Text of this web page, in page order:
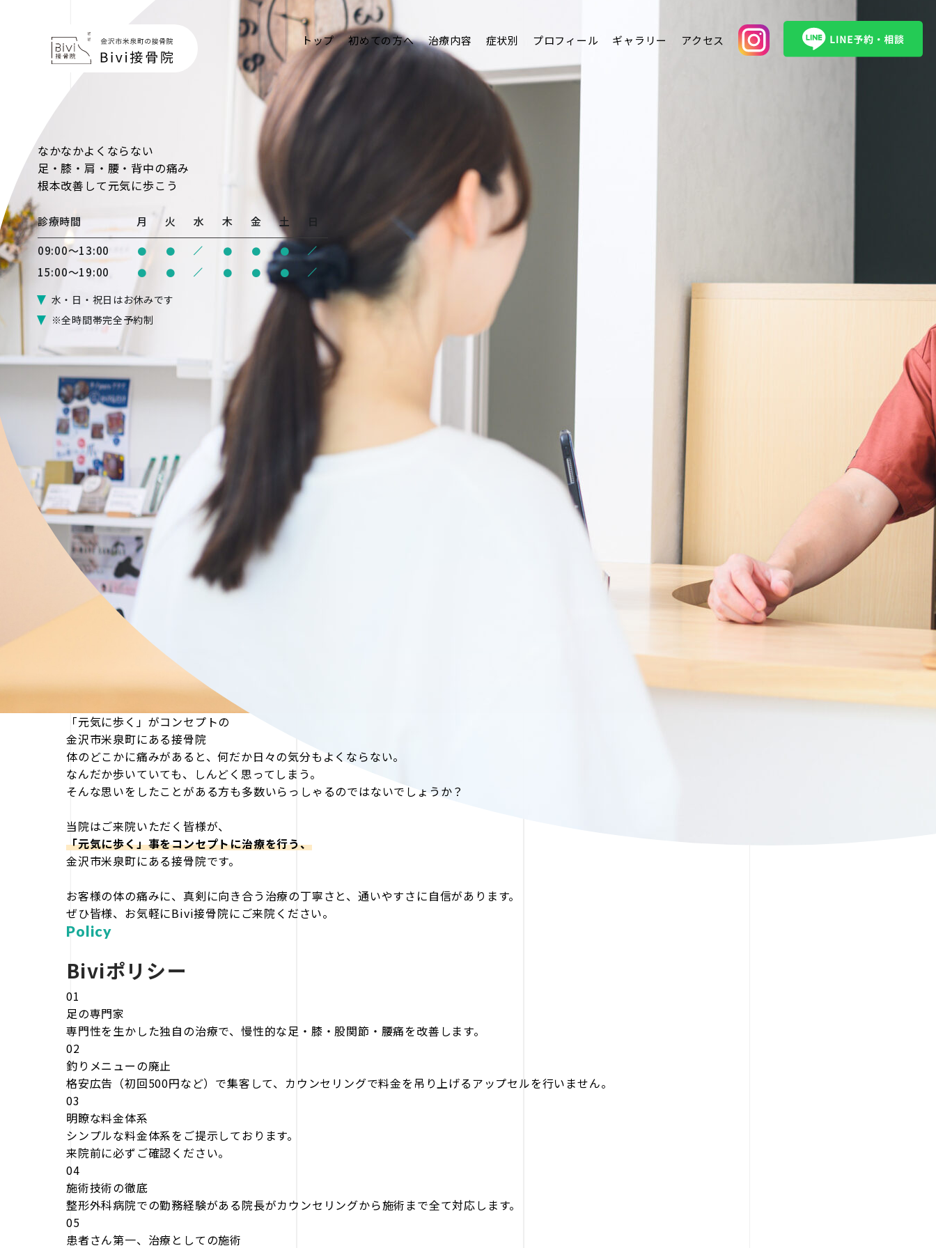
トップ 初めての方へ 治療内容 症状別 プロフィール ギャラリー アクセス
なかなかよくならない
足・膝・肩・腰・背中の痛み
根本改善 して元気に歩こう
診療時間 月 火 水 木 金 土
日
09:00〜13:00
● ● / ● ● ● /
15:00〜19:00 ● ● / ● ● ● /
水・日・祝日はお休みです
※全時間帯完全予約制
「元気に歩く」がコンセプトの
金沢市米泉町にある接骨院
体のどこかに痛みがあると、何だか日々の気分もよくならない。
なんだか歩いていても、しんどく思ってしまう。
そんな思いをしたことがある方も多数いらっしゃるのではないでしょうか？
当院はご来院いただく皆様が、
「元気に歩く」事をコンセプトに治療を行う、
金沢市米泉町にある接骨院です。
お客様の体の痛みに、真剣に向き合う治療の丁寧さと、通いやすさに自信があります。
ぜひ皆様、お気軽にBivi接骨院にご来院ください。
Policy
Biviポリシー
01
足の専門家
専門性を生かした独自の治療で、慢性的な足・膝・股関節・腰痛を改善します。
02
釣りメニューの廃止
格安広告（初回500円など）で集客して、カウンセリングで料金を吊り上げるアップセルを行いません。
03
明瞭な料金体系
シンプルな料金体系をご提示しております。
来院前に必ずご確認ください。
04
施術技術の徹底
整形外科病院での勤務経験がある院長がカウンセリングから施術まで全て対応します。
05
患者さん第一、治療としての施術